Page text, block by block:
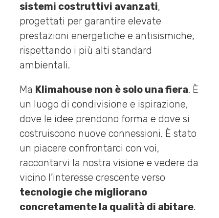
sistemi costruttivi avanzati,
progettati per garantire elevate
prestazioni energetiche e antisismiche,
rispettando i più alti standard
ambientali.
Ma Klimahouse non è solo una fiera. È
un luogo di condivisione e ispirazione,
dove le idee prendono forma e dove si
costruiscono nuove connessioni. È stato
un piacere confrontarci con voi,
raccontarvi la nostra visione e vedere da
vicino l’interesse crescente verso
tecnologie che migliorano
concretamente la qualità di abitare.